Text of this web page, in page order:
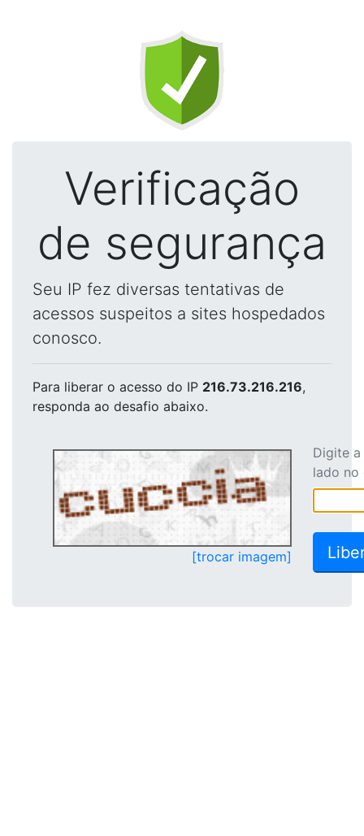
Verificação
de segurança
Seu IP fez diversas tentativas de
acessos suspeitos a sites hospedados
conosco.
Para liberar o acesso do IP 216.73.216.216,
responda ao desafio abaixo.
[trocar imagem]
Digite
lado no